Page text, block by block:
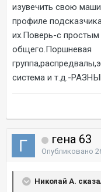
изувечить свою
профиле
их.Поверь-с
общего.Поршневая
система и т.д.-
гена 63
Опубликовано
Николай А.